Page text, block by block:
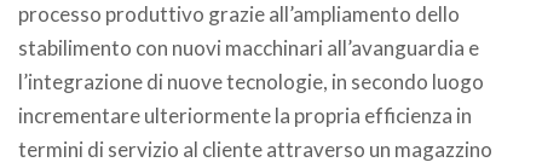
processo produttivo grazie all’ampliamento dello
stabilimento con nuovi macchinari all’avanguardia e
l’integrazione di nuove tecnologie, in secondo luogo
incrementare ulteriormente la propria efficienza in
termini di servizio al cliente attraverso un magazzino